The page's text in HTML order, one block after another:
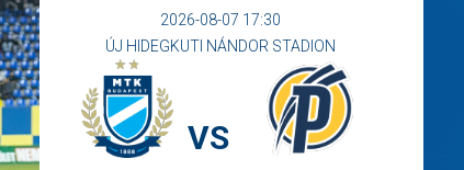
2026-08-07 17:30
ÚJ HIDEGKUTI NÁNDOR STADION
VS